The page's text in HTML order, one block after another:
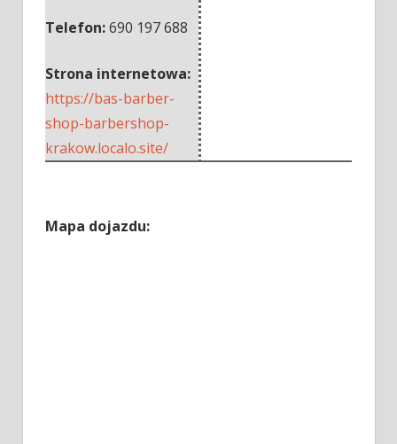
Telefon:690 197 688
Strona internetowa:
https://bas-barber-
shop-barbershop-
krakow.localo.site/
Mapa dojazdu: